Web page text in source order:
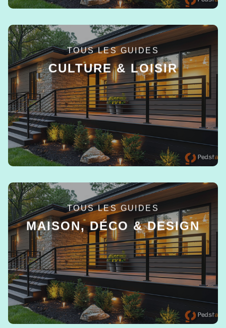
TOUS LES GUIDES
CULTURE & LOISIR
EN SAVOIR +
TOUS LES GUIDES
MAISON, DÉCO & DESIGN
EN SAVOIR +